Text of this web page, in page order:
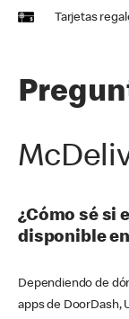
Tarjetas
¿Cómo sé si
disponible
Dependiendo de
apps de DoorDash,